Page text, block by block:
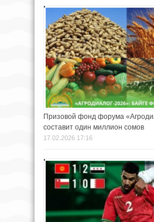
Призовой фонд форума
составит один миллион сомов
17.02.2026 17:16